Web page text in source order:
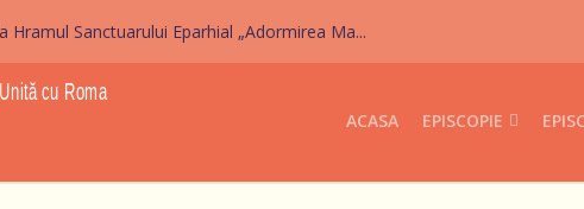
Hramul Sanctuarului Eparhial „Adormirea Ma...
ACASA EPISCOPIE